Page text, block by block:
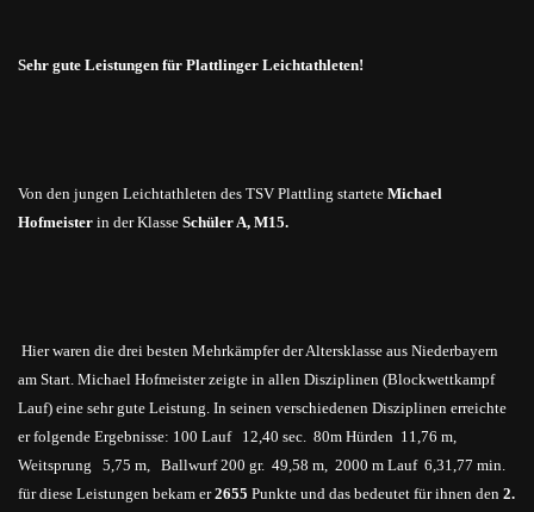
Sehr gute Leistungen für Plattlinger Leichtathleten!
Von den jungen Leichtathleten des TSV Plattling startete Michael
Hofmeister in der Klasse Schüler A, M15.
Hier waren die drei besten Mehrkämpfer der Altersklasse aus Niederbayern
am Start. Michael Hofmeister zeigte in allen Disziplinen (Blockwettkampf
Lauf) eine sehr gute Leistung. In seinen verschiedenen Disziplinen erreichte
er folgende Ergebnisse: 100 Lauf 12,40 sec. 80m Hürden 11,76 m,
Weitsprung 5,75 m, Ballwurf 200 gr. 49,58 m, 2000 m Lauf 6,31,77 min.
für diese Leistungen bekam er2655 Punkte und das bedeutet für ihnen den 2.